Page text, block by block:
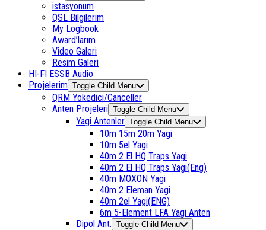
istasyonum
QSL Bilgilerim
My Logbook
Award’larım
Video Galeri
Resim Galeri
HI-FI ESSB Audio
Projelerim Toggle Child Menu
QRM Yokedici/Canceller
Anten Projeleri Toggle Child Menu
Yagi Antenler Toggle Child Menu
10m 15m 20m Yagi
10m 5el Yagi
40m 2 El HQ Traps Yagi
40m 2 El HQ Traps Yagi(Eng)
40m MOXON Yagi
40m 2 Eleman Yagi
40m 2el Yagi(ENG)
6m 5-Element LFA Yagi Anten
Dipol Ant. Toggle Child Menu